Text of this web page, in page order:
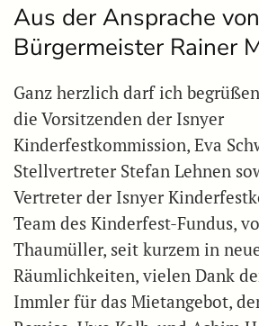
Aus der Ansprache von
Bürgermeister Rainer
Ganz herzlich darf ich
die Vorsitzenden der Isnyer
Kinderfestkommission, Eva
Stellvertreter Stefan Lehnen
Vertreter der Isnyer
Team des Kinderfest-Fundus,
Thaumüller, seit kurzem in
Räumlichkeiten, vielen Dank
Immler für das Mietangebot,